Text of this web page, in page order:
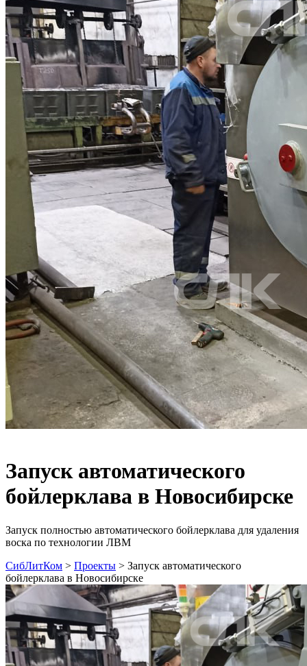
Запуск автоматического
бойлерклава в Новосибирске
Запуск полностью автоматического бойлерклава для удаления
воска по технологии ЛВМ
СибЛитКом > Проекты > Запуск автоматического
бойлерклава в Новосибирске